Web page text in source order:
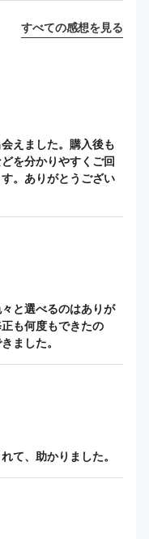
すべての感想を見る
えました。購入後も
を分かりやすくご回
。ありがとうござい
と選べるのはありが
も何度もできたの
ました。
て、助かりました。